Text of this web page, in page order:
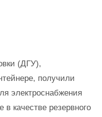
(ДГУ),
получили
электроснабжения
качестве резервного